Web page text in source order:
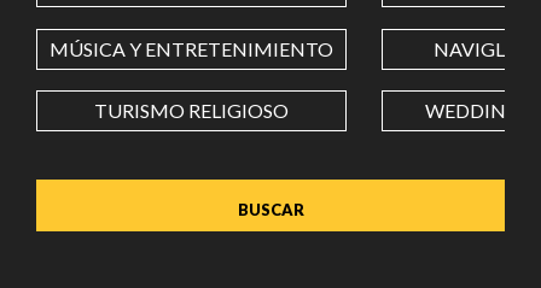
LONGITUD
Value in decimal degrees. Use dot (.) as decimal separator.
MÚSICA Y ENTRETENIMIENTO NAVIGLI
TURISMO RELIGIOSO WEDDING